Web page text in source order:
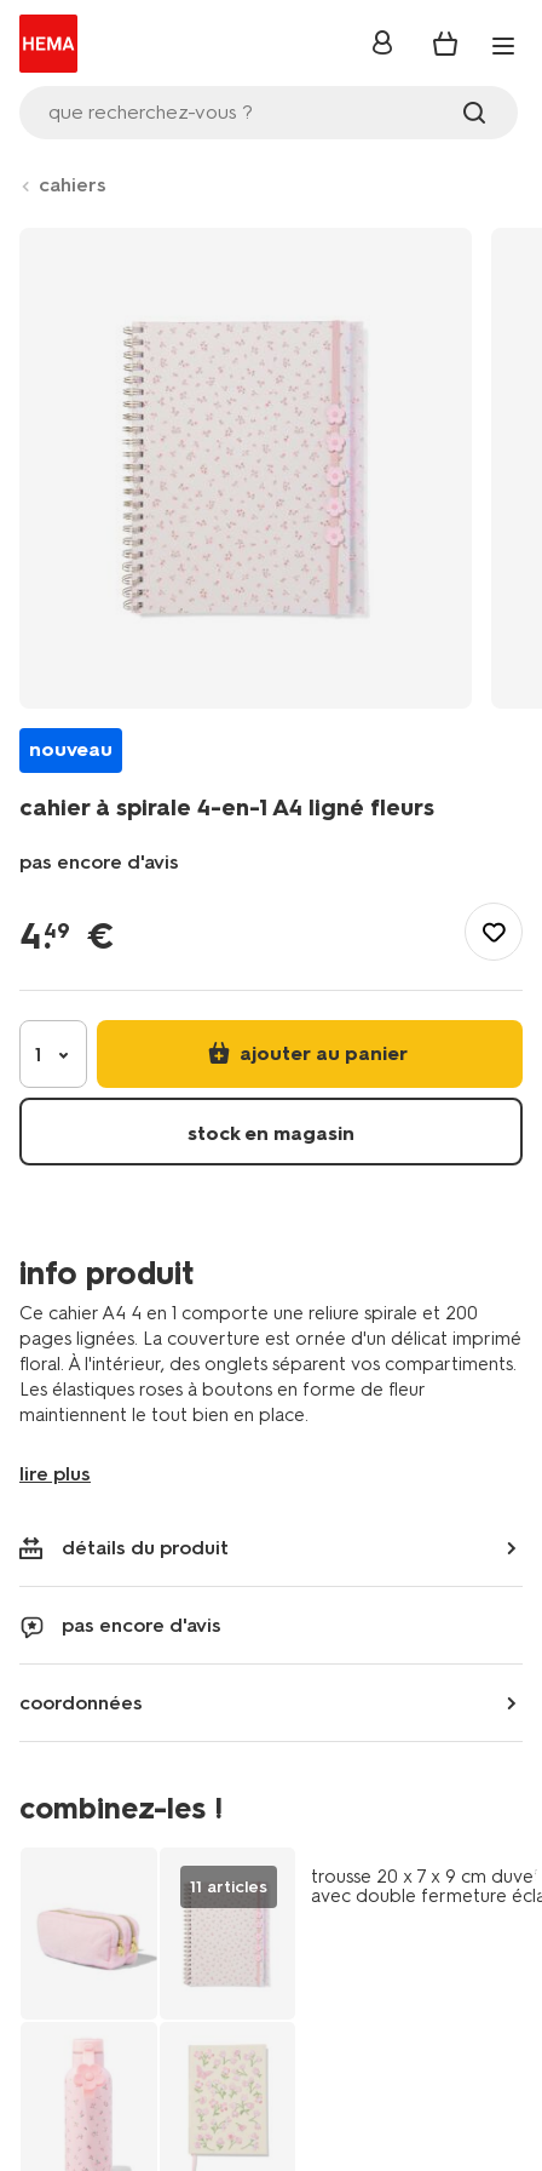
que recherchez-vous ?
se
cahiers
nouveau
cahier à spirale 4-en-1 A4 ligné fleurs
pas encore d'avis
fr/papeterie/cahiers-
carnets/cahiers/cahier-
spirale-
4-
en-
a4-
4.
49 €
1 ajouter au panier
stock en magasin
info produit
Ce cahier A4 4 en 1 comporte une reliure spirale et 200
pages lignées. La couverture est ornée d'un délicat imprimé
floral. À l'intérieur, des onglets séparent vos compartiments.
Les élastiques roses à boutons en forme de fleur
maintiennent le tout bien en place.
lire plus
détails du produit
pas encore d'avis
coordonnées
combinez-les !
11 articles
trousse 20 x 7 x 9 cm
avec double fermeture